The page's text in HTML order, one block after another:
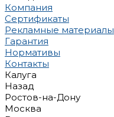
Компания
Сертификаты
Рекламные материалы
Гарантия
Нормативы
Контакты
Калуга
Назад
Ростов-на-Дону
Москва